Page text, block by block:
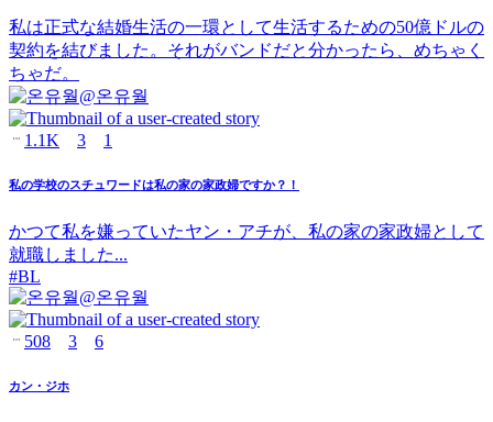
私は正式な結婚生活の一環として生活するための50億ドルの
契約を結びました。それがバンドだと分かったら、めちゃく
ちゃだ。
@온유월
1.1K 3 1
私の学校のスチュワードは私の家の家政婦ですか？！
かつて私を嫌っていたヤン・アチが、私の家の家政婦として
就職しました...
#BL
@온유월
508 3 6
カン・ジホ